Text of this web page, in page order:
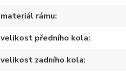
materiál rámu
velikost předního kola
velikost zadního kola